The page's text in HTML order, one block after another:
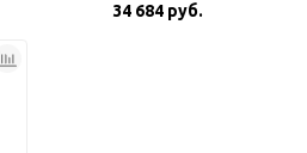
34 684 руб.